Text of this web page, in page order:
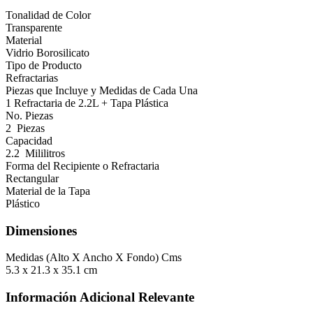
Tonalidad de Color
Transparente
Material
Vidrio Borosilicato
Tipo de Producto
Refractarias
Piezas que Incluye y Medidas de Cada Una
1 Refractaria de 2.2L + Tapa Plástica
No. Piezas
2 Piezas
Capacidad
2.2 Mililitros
Forma del Recipiente o Refractaria
Rectangular
Material de la Tapa
Plástico
Dimensiones
Medidas (Alto X Ancho X Fondo) Cms
5.3 x 21.3 x 35.1 cm
Información Adicional Relevante